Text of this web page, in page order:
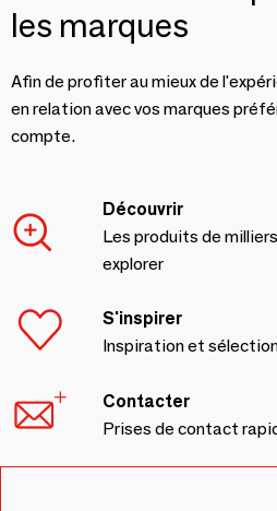
les marques
Afin de profiter au mieux de
en relation avec vos marques
compte.
Découvrir
Les produits de
explorer
S'inspirer
Inspiration et
Contacter
Prises de contact